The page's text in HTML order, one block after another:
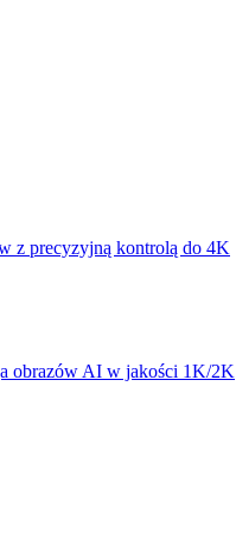
z precyzyjną kontrolą do 4K
obrazów AI w jakości 1K/2K